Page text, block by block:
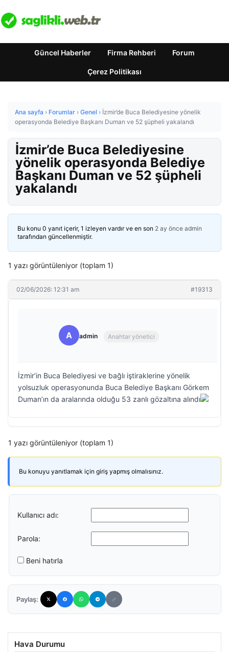
Güncel Haberler Firma Rehberi Forum
Çerez Politikası
Ana sayfa › Forumlar › Genel › İzmir’de Buca Belediyesine yönelik
operasyonda Belediye Başkanı Duman ve 52 şüpheli yakalandı
İzmir’de Buca Belediyesine
yönelik operasyonda Belediye
Başkanı Duman ve 52 şüpheli
yakalandı
Bu konu 0 yanıt içerir, 1 izleyen vardır ve en son 2 ay önce admin
tarafından güncellenmiştir.
1 yazı görüntüleniyor (toplam 1)
02/06/2026: 12:31 am #19313
A admin Anahtar yönetici
İzmir’in Buca Belediyesi ve bağlı iştiraklerine yönelik
yolsuzluk operasyonunda Buca Belediye Başkanı Görkem
Duman’ın da aralarında olduğu 53 zanlı gözaltına alındı
1 yazı görüntüleniyor (toplam 1)
Bu konuyu yanıtlamak için giriş yapmış olmalısınız.
Kullanıcı adı:
Parola:
Beni hatırla
Paylaş:
Hava Durumu